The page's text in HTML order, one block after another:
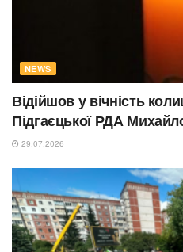
NEWS
Відійшов у вічність
Підгаєцької РДА
29.07.2026